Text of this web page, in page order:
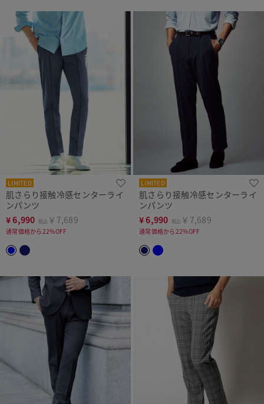
LIMITED
肌さらり接触冷感センターライ
ンパンツ
¥6,990 税込 ￥7,689
通常価格から22%OFF
LIMITED
肌さらり接触冷感センターライ
ンパンツ
¥6,990 税込 ￥7,689
通常価格から22%OFF